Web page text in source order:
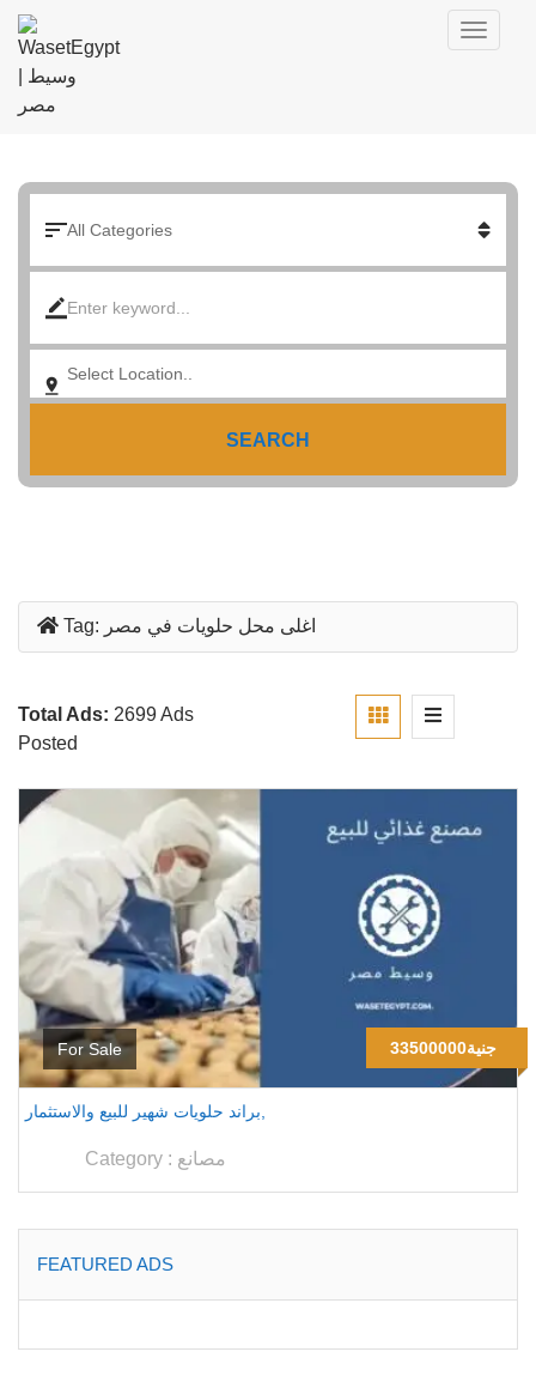
SEARCH
Tag: اغلى محل حلويات في مصر
Total Ads: 2699 Ads
Posted
For Sale 33500000جنية
Category : مصانع
FEATURED ADS